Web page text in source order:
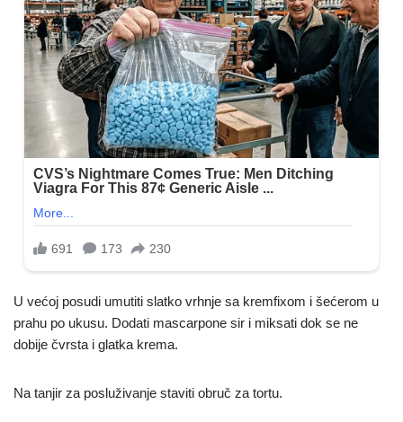
U većoj posudi umutiti slatko vrhnje sa kremfixom i šećerom u
prahu po ukusu. Dodati mascarpone sir i miksati dok se ne
dobije čvrsta i glatka krema.
Na tanjir za posluživanje staviti obruč za tortu.